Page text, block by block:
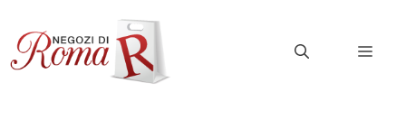
contenuto